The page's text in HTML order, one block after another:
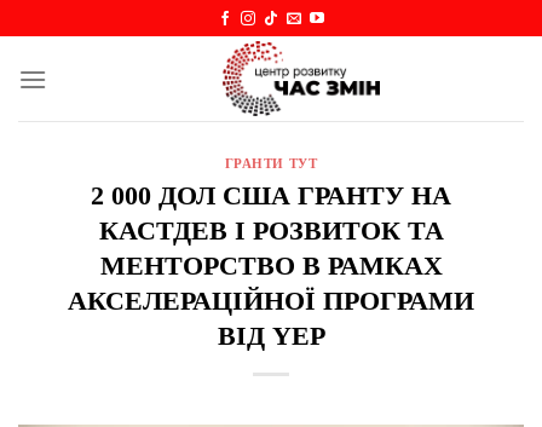
content
ГРАНТИ ТУТ
2 000 ДОЛ США ГРАНТУ НА
КАСТДЕВ І РОЗВИТОК ТА
МЕНТОРСТВО В РАМКАХ
АКСЕЛЕРАЦІЙНОЇ ПРОГРАМИ
ВІД YEP